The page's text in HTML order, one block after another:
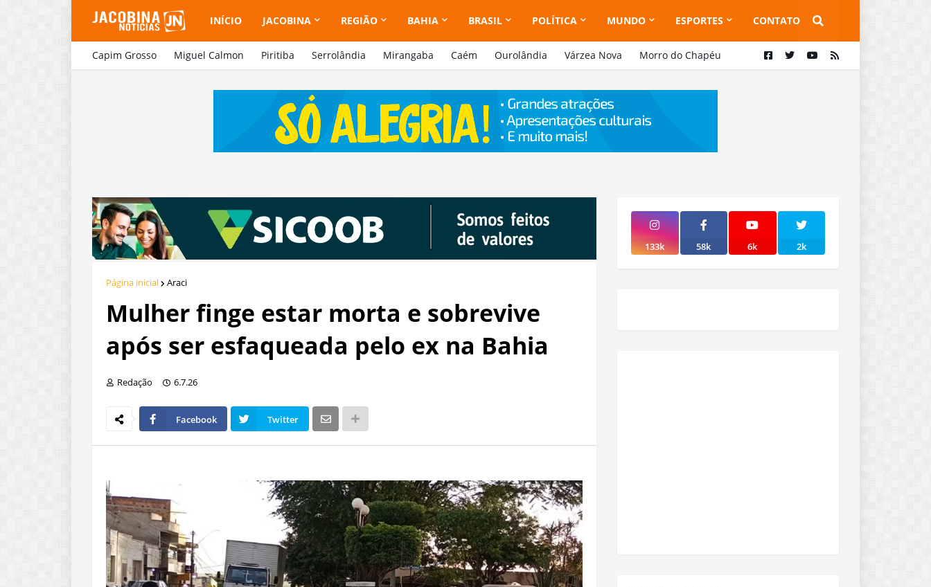
INÍCIO JACOBINA REGIÃO BAHIA BRASIL POLÍTICA MUNDO ESPORTES CONTATO
Capim Grosso Miguel Calmon Piritiba Serrolândia Mirangaba Caém Ourolândia Várzea Nova Morro do Chapéu
Página inicial Araci
Mulher finge estar morta e sobrevive
após ser esfaqueada pelo ex na Bahia
Redação 6.7.26
Facebook Twitter
133k 58k 6k 2k